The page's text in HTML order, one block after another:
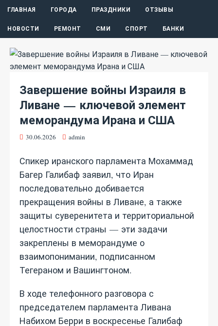
ГЛАВНАЯ ГОРОДА ПРАЗДНИКИ ОТЗЫВЫ
НОВОСТИ РЕМОНТ СМИ СПОРТ БАНКИ
Завершение войны Израиля в
Ливане — ключевой элемент
меморандума Ирана и США
30.06.2026 admin
Спикер иранского парламента Мохаммад
Багер Галибаф заявил, что Иран
последовательно добивается
прекращения войны в Ливане, а также
защиты суверенитета и территориальной
целостности страны — эти задачи
закреплены в меморандуме о
взаимопонимании, подписанном
Тегераном и Вашингтоном.
В ходе телефонного разговора с
председателем парламента Ливана
Набихом Берри в воскресенье Галибаф